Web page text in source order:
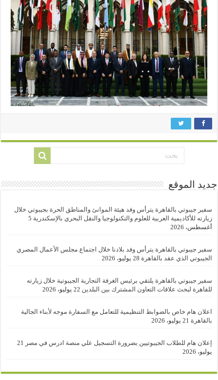
جديد الموقع
سفير جيبوتي بالقاهرة يترأس وفد هيئة الموانئ والمناطق الحرة بجيبوتي خلال
زيارته للأكاديمية العربية للعلوم والتكنولوجيا والنقل البحري بالإسكندرية 5
أغسطس، 2026
سفير جيبوتي بالقاهرة يترأس وفد بلادنا خلال اجتماع مجلس الأعمال المصري
الجيبوتي الذي عقد بالقاهرة 28 يوليو، 2026
سفير جيبوتي بالقاهرة يلتقي برئيس الغرفة التجارية الجيبوتية خلال زيارته
للقاهرة لبحث علاقات التعاون المشترك بين البلدين 22 يوليو، 2026
اعلان هام خاص بالضوابط التنظيمية للتعامل مع السفارة موجه لأبناء الجالية
بالقاهرة 21 يوليو، 2026
إعلان هام للطلاب الجيبوتيين بضرورة التسجيل علي منصة ادرس في مصر
21
يوليو، 2026